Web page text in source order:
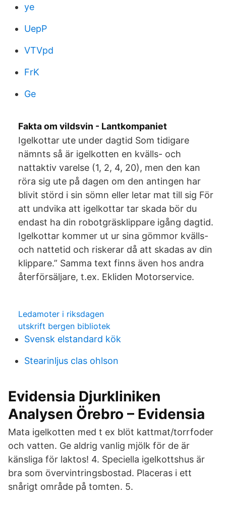
ye
UepP
VTVpd
FrK
Ge
Fakta om vildsvin - Lantkompaniet
Igelkottar ute under dagtid Som tidigare
nämnts så är igelkotten en kvälls- och
nattaktiv varelse (1, 2, 4, 20), men den kan
röra sig ute på dagen om den antingen har
blivit störd i sin sömn eller letar mat till sig För
att undvika att igelkottar tar skada bör du
endast ha din robotgräsklippare igång dagtid.
Igelkottar kommer ut ur sina gömmor kvälls-
och nattetid och riskerar då att skadas av din
klippare.” Samma text finns även hos andra
återförsäljare, t.ex. Ekliden Motorservice.
Ledamoter i riksdagen
utskrift bergen bibliotek
Svensk elstandard kök
Stearinljus clas ohlson
Evidensia Djurkliniken
Analysen Örebro – Evidensia
Mata igelkotten med t ex blöt kattmat/torrfoder
och vatten. Ge aldrig vanlig mjölk för de är
känsliga för laktos! 4. Speciella igelkottshus är
bra som övervintringsbostad. Placeras i ett
snårigt område på tomten. 5.